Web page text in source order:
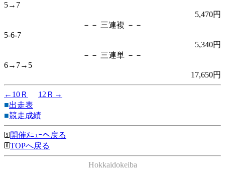
5→7
5,470円
－－ 三連複 －－
5-6-7
5,340円
－－ 三連単 －－
6→7→5
17,650円
←10Ｒ
12Ｒ→
■出走表
■競走成績
開催ﾒﾆｭｰへ戻る
TOPへ戻る
Hokkaidokeiba